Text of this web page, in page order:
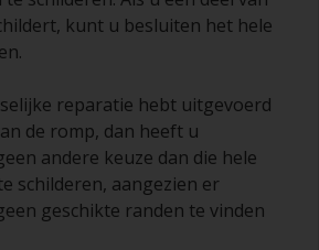
kunt u besluiten het hele
reparatie hebt uitgevoerd
de romp, dan heeft u
andere keuze dan die hele
schilderen, aangezien er
geschikte randen te vinden